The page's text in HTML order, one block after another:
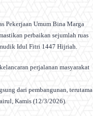
Pekerjaan Umum Bina Marga
perbaikan sejumlah ruas
Idul Fitri 1447 Hijriah.
perjalanan masyarakat
dari pembangunan, terutama
Kamis (12/3/2026).